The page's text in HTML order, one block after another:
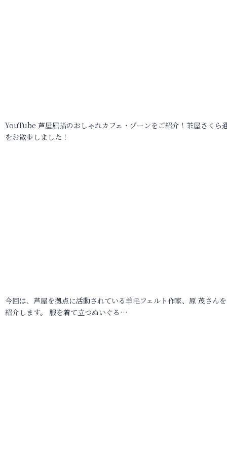
YouTube 芦屋屈指のおしゃれカフェ・ゾーンをご紹介！茶屋さくら
をお散歩しました！
今回は、芦屋を拠点に活動されている羊毛フェルト作家、原 茂さん
紹介します。 服を着て立つぬいぐる…